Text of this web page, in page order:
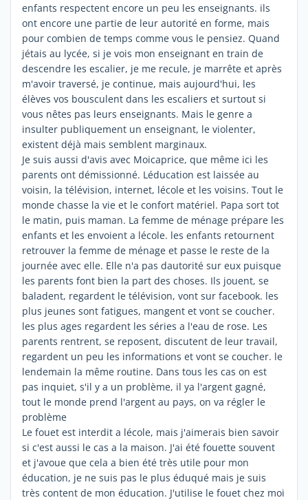
enfants respectent encore un peu les enseignants. ils
ont encore une partie de leur autorité en forme, mais
pour combien de temps comme vous le pensiez. Quand
jétais au lycée, si je vois mon enseignant en train de
descendre les escalier, je me recule, je marrête et après
m'avoir traversé, je continue, mais aujourd'hui, les
élèves vos bousculent dans les escaliers et surtout si
vous nêtes pas leurs enseignants. Mais le genre a
insulter publiquement un enseignant, le violenter,
existent déjà mais semblent marginaux.
Je suis aussi d'avis avec Moicaprice, que même ici les
parents ont démissionné. Léducation est laissée au
voisin, la télévision, internet, lécole et les voisins. Tout le
monde chasse la vie et le confort matériel. Papa sort tot
le matin, puis maman. La femme de ménage prépare les
enfants et les envoient a lécole. les enfants retournent
retrouver la femme de ménage et passe le reste de la
journée avec elle. Elle n'a pas dautorité sur eux puisque
les parents font bien la part des choses. Ils jouent, se
baladent, regardent le télévision, vont sur facebook. les
plus jeunes sont fatigues, mangent et vont se coucher.
les plus ages regardent les séries a l'eau de rose. Les
parents rentrent, se reposent, discutent de leur travail,
regardent un peu les informations et vont se coucher. le
lendemain la même routine. Dans tous les cas on est
pas inquiet, s'il y a un problème, il ya l'argent gagné,
tout le monde prend l'argent au pays, on va régler le
problème
Le fouet est interdit a lécole, mais j'aimerais bien savoir
si c'est aussi le cas a la maison. J'ai été fouette souvent
et j'avoue que cela a bien été très utile pour mon
éducation, je ne suis pas le plus éduqué mais je suis
très content de mon éducation. J'utilise le fouet chez moi